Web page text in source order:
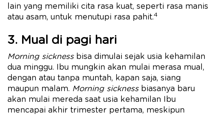
lain yang memiliki cita rasa kuat, seperti rasa manis
atau asam, untuk menutupi rasa pahit.4
3. Mual di pagi hari
Morning sicknessbisa dimulai sejak usia kehamilan
dua minggu. Ibu mungkin akan mulai merasa mual,
dengan atau tanpa muntah, kapan saja, siang
maupun malam. Morning sicknessbiasanya baru
akan mulai mereda saat usia kehamilan Ibu
mencapai akhir trimester pertama, meskipun